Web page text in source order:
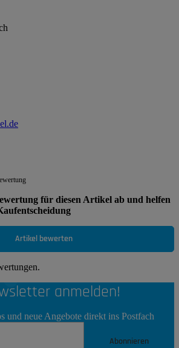
für diesen Artikel ab und helfen
Artikel bewerten
anmelden!
und neue Angebote direkt ins Postfach
Abonnieren